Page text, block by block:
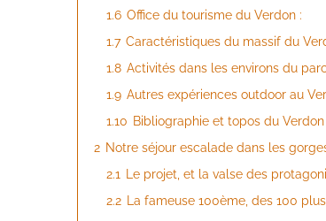
1.6 Office du tourisme du Verdon :
1.7 Caractéristiques du massif du
1.8 Activités dans les environs du
1.9 Autres expériences outdoor au
1.10 Bibliographie et topos du Verdon
2 Notre séjour escalade dans les
2.1
Le projet, et la valse des
2.2
La fameuse 100ème, des 100